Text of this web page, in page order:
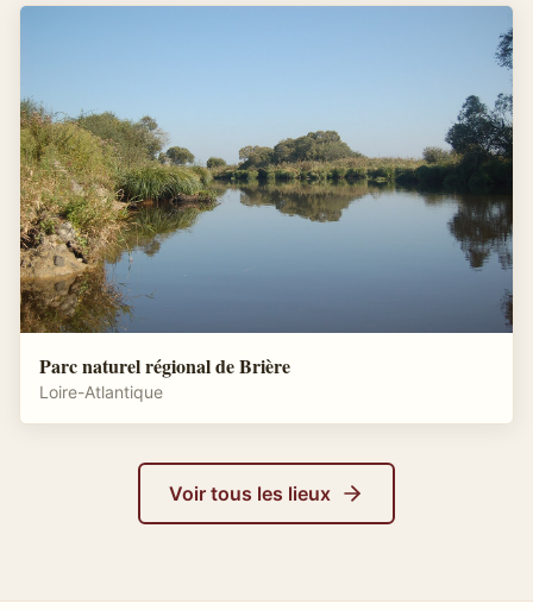
Parc naturel régional de Brière
Loire-Atlantique
Voir tous les lieux